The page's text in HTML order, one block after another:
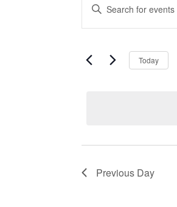
Search
and
Views
Keyword.
for
by
Keyword. Today
Previous Day